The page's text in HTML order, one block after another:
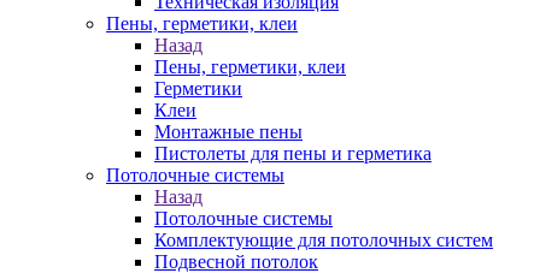
Пены, герметики, клеи
Назад
Пены, герметики, клеи
Герметики
Клеи
Монтажные пены
Пистолеты для пены и герметика
Потолочные системы
Назад
Потолочные системы
Комплектующие для потолочных систем
Подвесной потолок